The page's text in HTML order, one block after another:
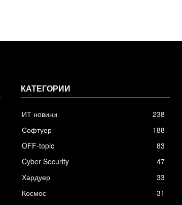
КАТЕГОРИИ
ИТ новини
238
Софтуер
188
OFF-topic
83
Cyber Security
47
Хардуер
33
Космос
31